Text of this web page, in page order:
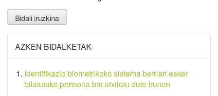
AZKEN BIDALKETAK
Identifikazio biometrikoko sistema berriari esker
bilatutako pertsona bat atxilotu dute Irunen